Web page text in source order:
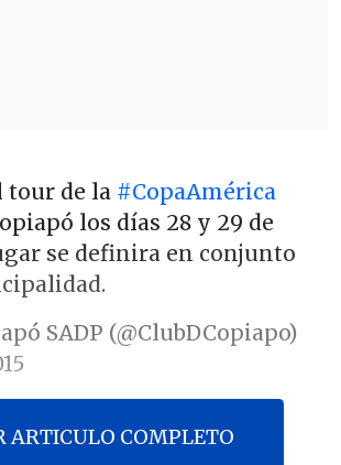
tour de la #CopaAmérica
los días 28 y 29 de
se definira en conjunto
SADP (@ClubDCopiapo)
de la Copa América, trofeo
ARTICULO COMPLETO